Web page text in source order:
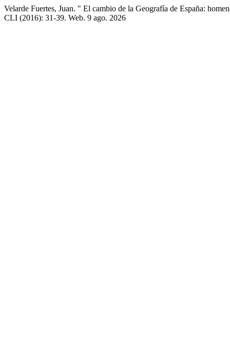
Velarde Fuertes, Juan. " El cambio de la Geografía de España:
CLI (2016): 31-39. Web. 9 ago. 2026